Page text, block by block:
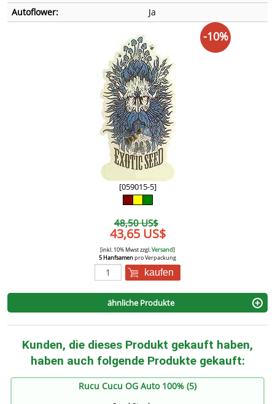
Autoflower:
Ja
[059015-5]
48,50 US$
43,65 US$
[inkl. 10% Mwst zzgl.Versand]
5 Hanfsamenpro Verpackung
kaufen
-10%
ähnliche Produkte
Kunden, die dieses Produkt gekauft haben,
haben auch folgende Produkte gekauft:
Rucu Cucu OG Auto 100% (5)